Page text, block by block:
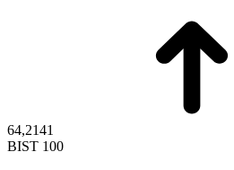
64,2141
BIST 100